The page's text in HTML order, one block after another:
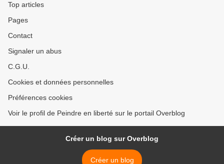
Top articles
Pages
Contact
Signaler un abus
C.G.U.
Cookies et données personnelles
Préférences cookies
Voir le profil de Peindre en liberté sur le portail Overblog
Créer un blog sur Overblog
Créer un blog